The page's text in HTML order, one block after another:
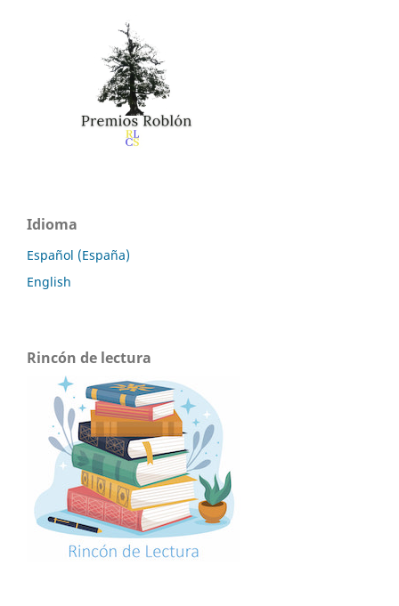
Idioma
Español (España)
English
Rincón de lectura